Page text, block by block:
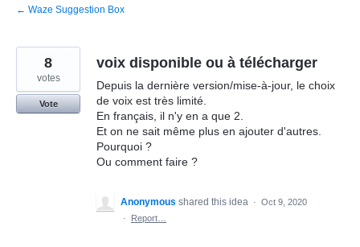
← Waze Suggestion Box
voix disponible ou à télécharger
Depuis la dernière version/mise-à-jour, le choix
de voix est très limité.
En français, il n'y en a que 2.
Et on ne sait même plus en ajouter d'autres.
Pourquoi ?
Ou comment faire ?
8
votes
Vote
Anonymous shared this idea · Oct 9, 2020
·
Report…